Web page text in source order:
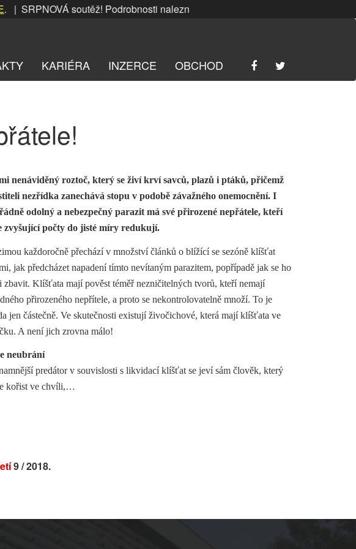
soutěž! Podrobnosti naleznete
KARIÉRA INZERCE OBCHOD
nenáviděný roztoč, který se živí krví savců, plazů i ptáků, přičemž
nezřídka zanechává stopu v podobě závažného onemocnění. I
odolný a nebezpečný parazit má své přirozené nepřátele, kteří
zvyšující počty do jisté míry redukují.
každoročně přechází v množství článků o blížící se sezóně klíšťat
jak předcházet napadení tímto nevítaným parazitem, popřípadě jak se ho
zbavit. Klíšťata mají pověst téměř nezničitelných tvorů, kteří nemají
přirozeného nepřítele, a proto se nekontrolovatelně množí. To je
jen částečně. Ve skutečnosti existují živočichové, která mají klíšťata ve
A není jich zrovna málo!
neubrání
predátor v souvislosti s likvidací klíšťat se jeví sám člověk, který
kořist ve chvíli,…
9 / 2018.